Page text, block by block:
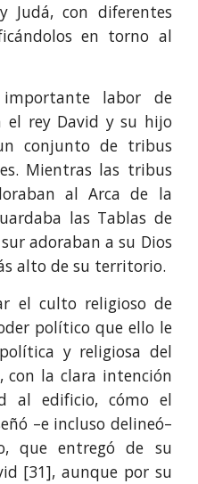
Judá, con diferentes
en torno al
labor de
el rey David y su hijo
conjunto de tribus
Mientras las tribus
al Arca de la
las Tablas de
adoraban a su Dios
alto de su territorio.
el culto religioso de
político que ello le
y religiosa del
con la clara intención
al edificio, cómo el
–e incluso delineó–
que entregó de su
[31], aunque por su